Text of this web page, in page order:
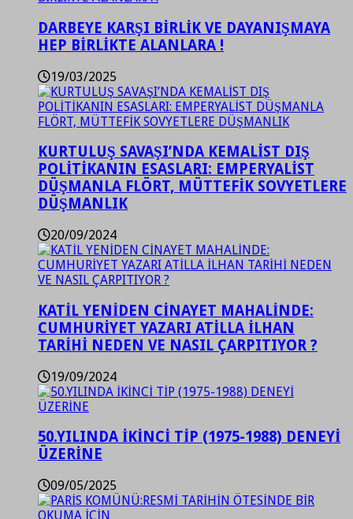
DARBEYE KARŞI BİRLİK VE DAYANIŞMAYA
HEP BİRLİKTE ALANLARA !
19/03/2025
KURTULUŞ SAVAŞI’NDA KEMALİST DIŞ
POLİTİKANIN ESASLARI: EMPERYALİST
DÜŞMANLA FLÖRT, MÜTTEFİK SOVYETLERE
DÜŞMANLIK
20/09/2024
KATİL YENİDEN CİNAYET MAHALİNDE:
CUMHURİYET YAZARI ATİLLA İLHAN
TARİHİ NEDEN VE NASIL ÇARPITIYOR ?
19/09/2024
50.YILINDA İKİNCİ TİP (1975-1988) DENEYİ
ÜZERİNE
09/05/2025